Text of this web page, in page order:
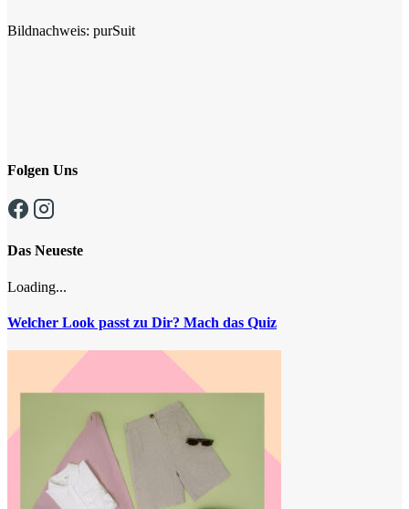
Bildnachweis: purSuit
Folgen Uns
Das Neueste
Loading...
Welcher Look passt zu Dir? Mach das Quiz